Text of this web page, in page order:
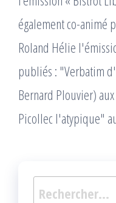
également co-animé
Roland Hélie
publiés : "Verbatim
Bernard Plouvier)
Picollec l'atypique"
Rechercher :